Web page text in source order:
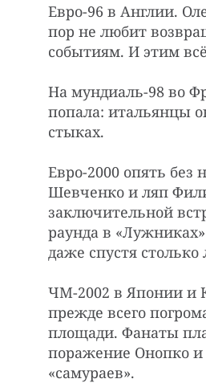
Евро-96 в Англии.
пор не любит
событиям. И этим
На мундиаль-98 во
попала: итальянцы
стыках.
Евро-2000 опять без
Шевченко и ляп
заключительной
раунда в
даже спустя столько
ЧМ-2002 в Японии и
прежде всего
площади. Фанаты
поражение Онопко
«самураев».